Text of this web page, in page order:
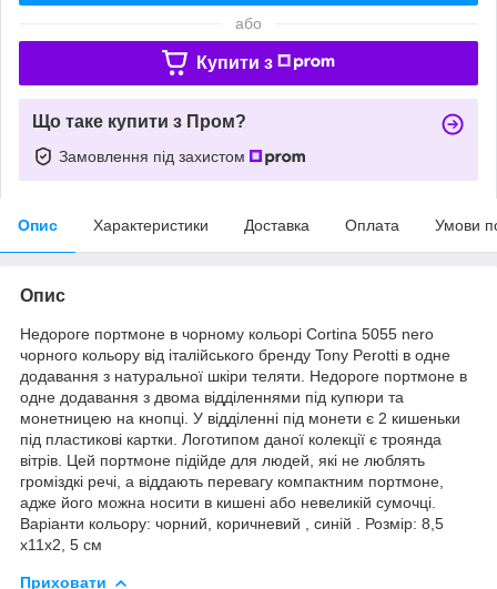
або
Купити з
Що таке купити з Пром?
Замовлення під захистом
Опис Характеристики Доставка Оплата Умови
Опис
Недороге портмоне в чорному кольорі Cortina 5055 nero
чорного кольору від італійського бренду Tony Perotti в одне
додавання з натуральної шкіри теляти. Недороге портмоне в
одне додавання з двома відділеннями під купюри та
монетницею на кнопці. У відділенні під монети є 2 кишеньки
під пластикові картки. Логотипом даної колекції є троянда
вітрів. Цей портмоне підійде для людей, які не люблять
громіздкі речі, а віддають перевагу компактним портмоне,
адже його можна носити в кишені або невеликій сумочці.
Варіанти кольору: чорний, коричневий , синій . Розмір: 8,5
х11х2, 5 см
Приховати